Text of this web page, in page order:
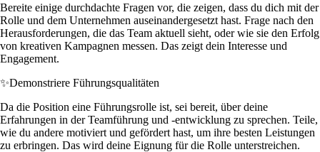
Bereite einige durchdachte Fragen vor, die zeigen, dass du dich mit der
Rolle und dem Unternehmen auseinandergesetzt hast. Frage nach den
Herausforderungen, die das Team aktuell sieht, oder wie sie den Erfolg
von kreativen Kampagnen messen. Das zeigt dein Interesse und
Engagement.
✨Demonstriere Führungsqualitäten
Da die Position eine Führungsrolle ist, sei bereit, über deine
Erfahrungen in der Teamführung und -entwicklung zu sprechen. Teile,
wie du andere motiviert und gefördert hast, um ihre besten Leistungen
zu erbringen. Das wird deine Eignung für die Rolle unterstreichen.